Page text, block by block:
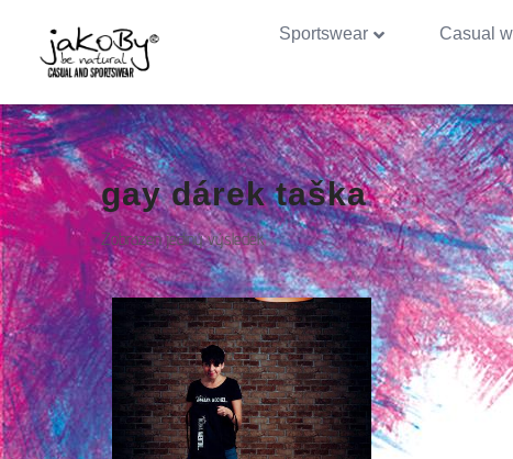
Sportswear Casual
gay dárek taška
Zobrazen jediný výsledek